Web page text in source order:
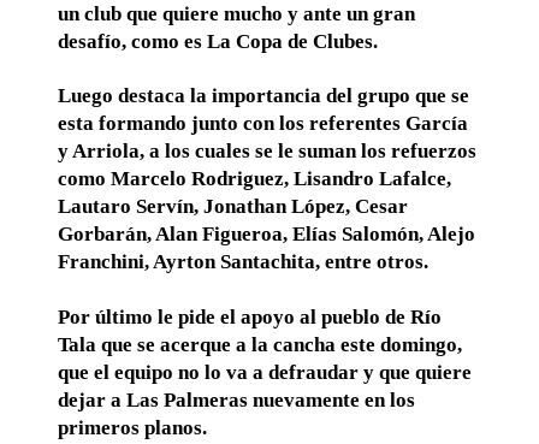
un club que quiere mucho y ante un gran
desafío, como es La Copa de Clubes.
Luego destaca la importancia del grupo que se
esta formando junto con los referentes García
y Arriola, a los cuales se le suman los refuerzos
como Marcelo Rodriguez, Lisandro Lafalce,
Lautaro Servín, Jonathan López, Cesar
Gorbarán, Alan Figueroa, Elías Salomón, Alejo
Franchini, Ayrton Santachita, entre otros.
Por último le pide el apoyo al pueblo de Río
Tala que se acerque a la cancha este domingo,
que el equipo no lo va a defraudar y que quiere
dejar a Las Palmeras nuevamente en los
primeros planos.